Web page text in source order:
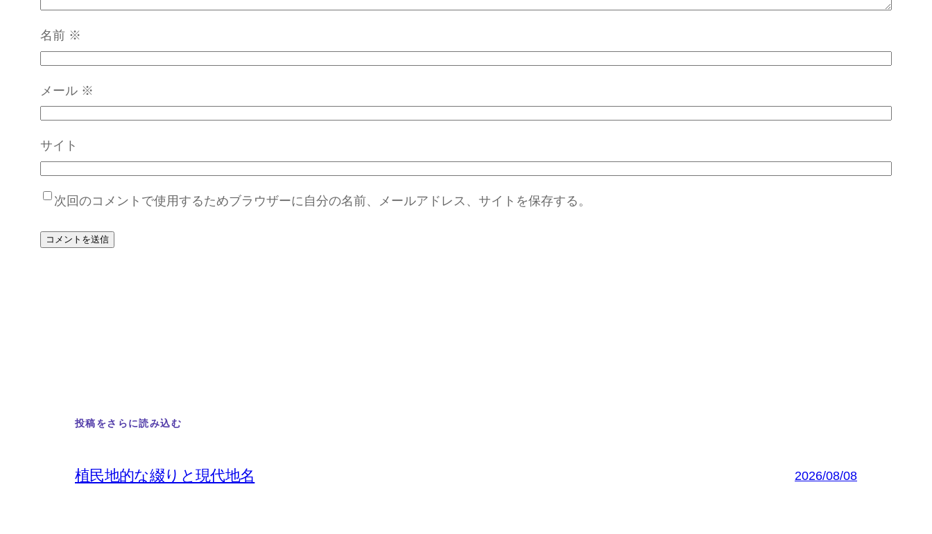
名前 ※
メール ※
サイト
次回のコメントで使用するためブラウザーに自分の名前、メールアドレス、サイトを保存する。
投稿をさらに読み込む
植民地的な綴りと現代地名 2026/08/08